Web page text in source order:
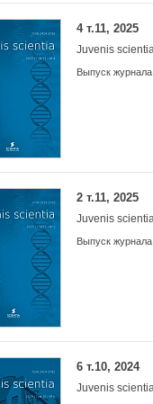
4 т.11, 2025
Juvenis
Выпуск журнала
2 т.11, 2025
Juvenis
Выпуск журнала
6 т.10, 2024
Juvenis